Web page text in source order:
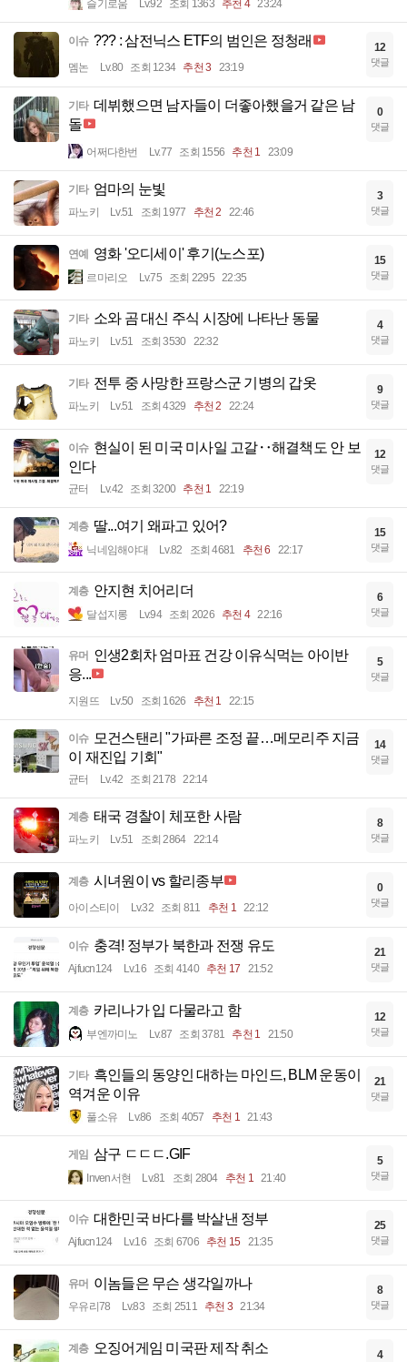
슬기로움 Lv.92 조회 1363 추천 4 23:24
이슈 ??? : 삼전닉스 ETF의 범인은 정청래
멤논 Lv.80 조회 1234 추천 3 23:19
12
댓글
기타 데뷔했으면 남자들이 더좋아했을거 같은 남
돌
어쩌다한번 Lv.77 조회 1556 추천 1 23:09
0
댓글
기타 엄마의 눈빛
파노키 Lv.51 조회 1977 추천 2 22:46
3
댓글
연예 영화 '오디세이' 후기(노스포)
르마리오 Lv.75 조회 2295 22:35
15
댓글
기타 소와 곰 대신 주식 시장에 나타난 동물
파노키 Lv.51 조회 3530 22:32
4
댓글
기타 전투 중 사망한 프랑스군 기병의 갑옷
파노키 Lv.51 조회 4329 추천 2 22:24
9
댓글
이슈 현실이 된 미국 미사일 고갈‥해결책도 안 보
인다
균터 Lv.42 조회 3200 추천 1 22:19
12
댓글
계층 딸...여기 왜파고 있어?
닉네임해야대 Lv.82 조회 4681 추천 6 22:17
15
댓글
계층 안지현 치어리더
달섭지롱 Lv.94 조회 2026 추천 4 22:16
6
댓글
유머 인생2회차 엄마표 건강 이유식먹는 아이반
응...
지원뜨 Lv.50 조회 1626 추천 1 22:15
5
댓글
이슈
모건스탠리 "가파른 조정 끝…메모리주 지금
이 재진입 기회"
균터 Lv.42 조회 2178 22:14
14
댓글
계층 태국 경찰이 체포한 사람
파노키 Lv.51 조회 2864 22:14
8
댓글
계층 시녀원이 vs 할리종부
아이스티이 Lv.32 조회 811 추천 1 22:12
0
댓글
이슈 충격! 정부가 북한과 전쟁 유도
Ajfucn124 Lv.16 조회 4140 추천 17 21:52
21
댓글
계층 카리나가 입 다물라고 함
부엔까미노 Lv.87 조회 3781 추천 1 21:50
12
댓글
기타 흑인들의 동양인 대하는 마인드, BLM 운동이
역겨운 이유
풀소유 Lv.86 조회 4057 추천 1 21:43
21
댓글
게임 삼구 ㄷㄷㄷ.GIF
Inven서현 Lv.81 조회 2804 추천 1 21:40
5
댓글
이슈 대한민국 바다를 박살낸 정부
Ajfucn124 Lv.16 조회 6706 추천 15 21:35
25
댓글
유머 이놈들은 무슨 생각일까나
우유리78 Lv.83 조회 2511 추천 3 21:34
8
댓글
계층 오징어게임 미국판 제작 취소 4